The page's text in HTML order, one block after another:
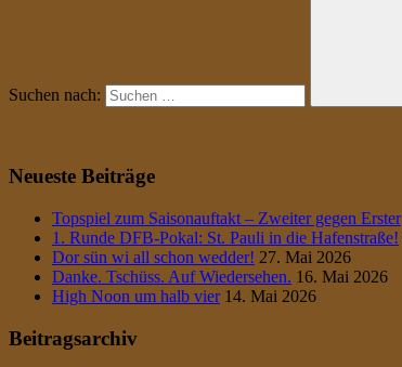
Suchen nach:
Neueste Beiträge
Topspiel zum Saisonauftakt – Zweiter gegen Erster
1. Runde DFB-Pokal: St. Pauli in die Hafenstraße!
Dor sün wi all schon wedder! 27. Mai 2026
Danke. Tschüss. Auf Wiedersehen. 16. Mai 2026
High Noon um halb vier 14. Mai 2026
Beitragsarchiv